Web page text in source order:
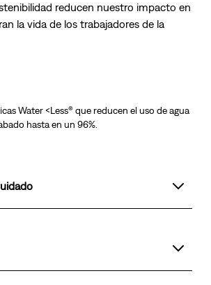
reducen nuestro impacto en
la vida de los trabajadores de la
Water <Less® que reducen el uso de agua
hasta en un 96%.